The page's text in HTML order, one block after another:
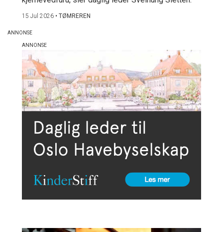
15 Jul 2026 • TØMREREN